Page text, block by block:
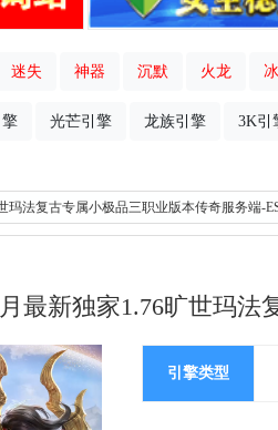
迷失 神器 沉默 火龙
光芒引擎 龙族引擎 3K引
玛法复古专属小极品三职业版本传奇服务端-
最新独家1.76旷世玛法
引擎类型